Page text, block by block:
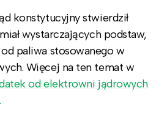
konstytucyjny stwierdził
wystarczających podstaw,
paliwa stosowanego w
Więcej na ten temat w
od elektrowni jądrowych